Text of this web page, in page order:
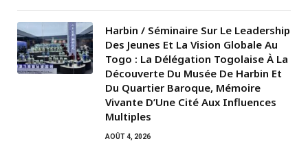
Harbin / Séminaire Sur Le Leadership
Des Jeunes Et La Vision Globale Au
Togo : La Délégation Togolaise À La
Découverte Du Musée De Harbin Et
Du Quartier Baroque, Mémoire
Vivante D’Une Cité Aux Influences
Multiples
AOÛT 4, 2026